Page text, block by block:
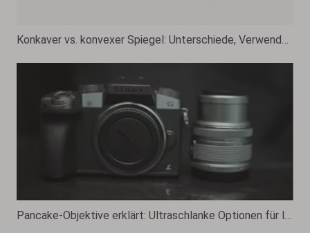
Konkaver vs. konvexer Spiegel: Unterschiede, Verwendungen und Strahldiagramme
Pancake-Objektive erklärt: Ultraschlanke Optionen für leichte Fotografie